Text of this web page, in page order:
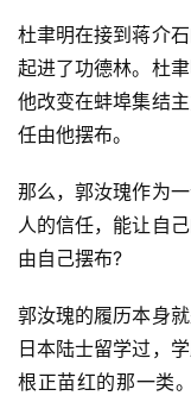
首
页
文
分
类
题
列
表
杜聿明在接到蒋介
起进了功德林。杜
他改变在蚌埠集结
任由他摆布。
那么，郭汝瑰作为
人的信任，能让自
由自己摆布?
郭汝瑰的履历本身
日本陆士留学过，
根正苗红的那一类